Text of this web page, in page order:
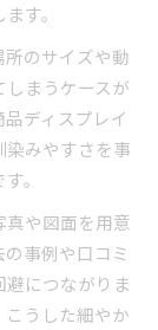
す。
のサイズや動
まうケースが
ディスプレイ
みやすさを事
。
や図面を用意
事例や口コミ
につながりま
うした細やか